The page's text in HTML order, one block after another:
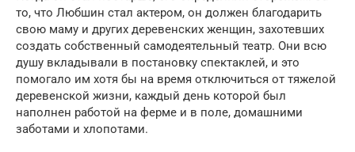
то, что Любшин стал актером, он должен благодарить
свою маму и других деревенских женщин, захотевших
создать собственный самодеятельный театр. Они всю
душу вкладывали в постановку спектаклей, и это
помогало им хотя бы на время отключиться от тяжелой
деревенской жизни, каждый день которой был
наполнен работой на ферме и в поле, домашними
заботами и хлопотами.